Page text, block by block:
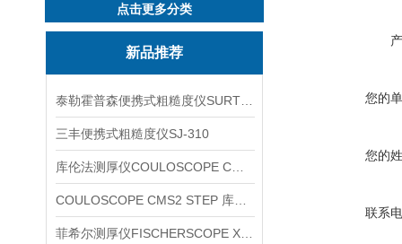
点击更多分类
新品推荐
三丰便携式粗糙度仪SJ-310
您的
您的
联系